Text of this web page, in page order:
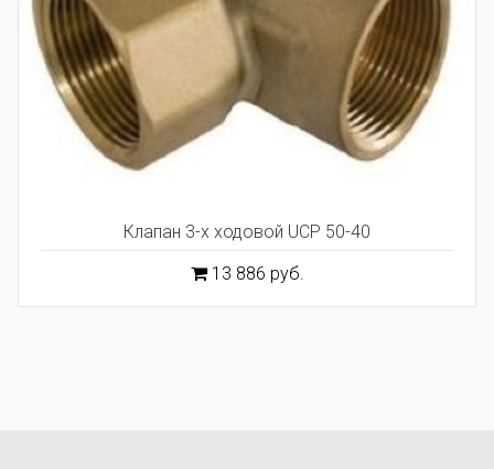
Клапан 3-х ходовой UCP 50-40
13 886 руб.